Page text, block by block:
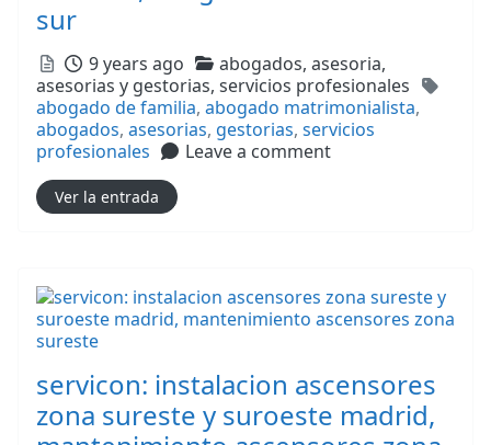
sur
Posted
9 years ago Categories
abogados, asesoria,
asesorias y gestorias, servicios profesionales
abogado de familia, abogado matrimonialista,
abogados, asesorias, gestorias, servicios
profesionales
Leave a comment
Ver la entrada
servicon: instalacion ascensores
zona sureste y suroeste madrid,